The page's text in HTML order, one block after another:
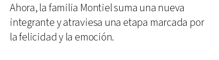
Ahora, la familia Montiel suma una nueva
integrante y atraviesa una etapa marcada por
la felicidad y la emoción.